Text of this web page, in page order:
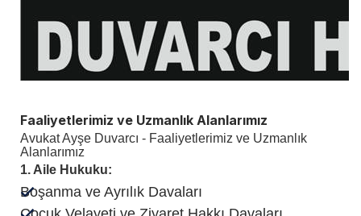
Faaliyetlerimiz ve Uzmanlık Alanlarımız
Avukat Ayşe Duvarcı - Faaliyetlerimiz ve Uzmanlık
Alanlarımız
1. Aile Hukuku:
Boşanma ve Ayrılık Davaları